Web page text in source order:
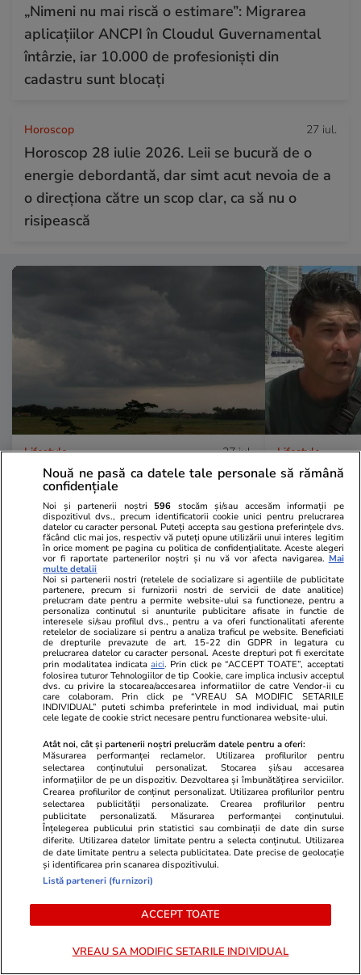
„Nimeni nu mai riscă o estimare”: Migrarea
aplicațiilor ANCPI în Cloudul Guvernamental
întârzie, iar 10.000 de profesioniști din
cadastru sunt blocați
Horoscop 27 iul.
Horoscop 28 iulie 2026. Leii se bucură de o
energie debordantă, dar simt acut nevoia de a
o direcționa către un scop clar, ca să nu o
risipească
Lifestyle 27 iul.
Ce sunt norii pyrocumulonimbus
care alimentează dezastrele din
Europa: „Întrebarea este dacă
vine unul marți sau miercuri”
Lifestyle
Povestea
marinar
derivă în
Vacanțe și Cultură 26 iul.
Care sunt lucrurile pe care le
uităm cel mai des când plecăm
în concediu
Lifestyle 26 iul.
Cum să gătești în 2 ore pentru
toată săptămâna – 5 idei de
mese pentru 7 zile
Nouă ne pasă ca datele tale personale să rămână
confidențiale
Noi și partenerii noștri 596 stocăm și/sau accesăm informații pe
dispozitivul dvs., precum identificatorii cookie unici pentru prelucrarea
datelor cu caracter personal. Puteți accepta sau gestiona preferințele dvs.
făcând clic mai jos, respectiv vă puteți opune utilizării unui interes legitim
în orice moment pe pagina cu politica de confidențialitate. Aceste alegeri
vor fi raportate partenerilor noștri și nu vă vor afecta navigarea. Mai
multe detalii
Noi si partenerii nostri (retelele de socializare si agentiile de publicitate
partenere, precum si furnizorii nostri de servicii de date analitice)
prelucram date pentru a permite website-ului sa functioneze, pentru a
personaliza continutul si anunturile publicitare afisate in functie de
interesele si/sau profilul dvs., pentru a va oferi functionalitati aferente
retelelor de socializare si pentru a analiza traficul pe website. Beneficiati
de drepturile prevazute de art. 15-22 din GDPR in legatura cu
prelucrarea datelor cu caracter personal. Aceste drepturi pot fi exercitate
prin modalitatea indicataaici. Prin click pe “ACCEPT TOATE”, acceptati
folosirea tuturor Tehnologiilor de tip Cookie, care implica inclusiv acceptul
dvs. cu privire la stocarea/accesarea informatiilor de catre Vendor-ii cu
care colaboram. Prin click pe “VREAU SA MODIFIC SETARILE
INDIVIDUAL” puteti schimba preferintele in mod individual, mai putin
cele legate de cookie strict necesare pentru functionarea website-ului.
Atât noi, cât și partenerii noștri prelucrăm datele pentru a oferi:
Măsurarea performanței reclamelor. Utilizarea profilurilor pentru
selectarea conținutului personalizat. Stocarea și/sau accesarea
informațiilor de pe un dispozitiv. Dezvoltarea și îmbunătățirea serviciilor.
Crearea profilurilor de conținut personalizat. Utilizarea profilurilor pentru
selectarea publicității personalizate. Crearea profilurilor pentru
publicitate personalizată. Măsurarea performanței conținutului.
Înțelegerea publicului prin statistici sau combinații de date din surse
diferite. Utilizarea datelor limitate pentru a selecta conținutul. Utilizarea
de date limitate pentru a selecta publicitatea. Date precise de geolocație
și identificarea prin scanarea dispozitivului.
Listă parteneri (furnizori)
ACCEPT TOATE
VREAU SA MODIFIC SETARILE INDIVIDUAL